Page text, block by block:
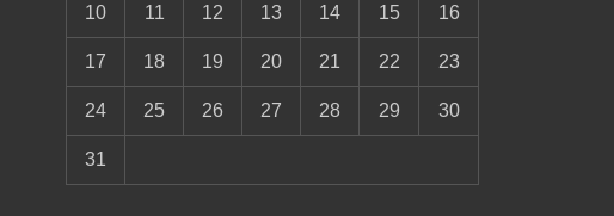
10 11 12 13 14 15 16
17 18 19 20 21 22 23
24 25 26 27 28 29 30
31